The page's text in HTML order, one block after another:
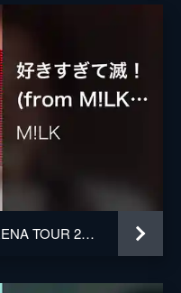
好きすぎて滅！ (from M!LK ARENA TOUR 2025-2026「SMILE POP!」 LIVE at 国立代々木競技場 第一体育館 2026.02.11)